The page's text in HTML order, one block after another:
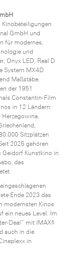
GmbH und
für modernes,
und
Onyx LED, Real D
System MX4D
Maßstäbe.
der 1951
Constantin-Film
in 12 Ländern:
Herzegowina,
Sitzplätzen
2025 gehören
Geidorf Kunstkino in
das
Ende 2023 das
modernsten Kinos
ein neues Level. Im
Deal“ mit IMAX®
auch in die
in